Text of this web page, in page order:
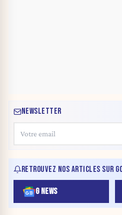
NEWSLETTER
RETROUVEZ NOS ARTICLES SUR
G NEWS